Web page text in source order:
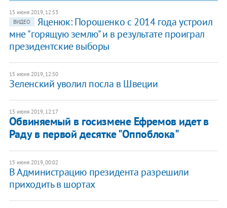
15 июня 2019, 12:53
ВИДЕО
Яценюк: Порошенко с 2014 года устроил
мне "горящую землю" и в результате проиграл
президентские выборы
15 июня 2019, 12:50
Зеленский уволил посла в Швеции
15 июня 2019, 12:17
Обвиняемый в госизмене Ефремов идет в
Раду в первой десятке "Оппоблока"
15 июня 2019, 00:02
В Администрацию президента разрешили
приходить в шортах